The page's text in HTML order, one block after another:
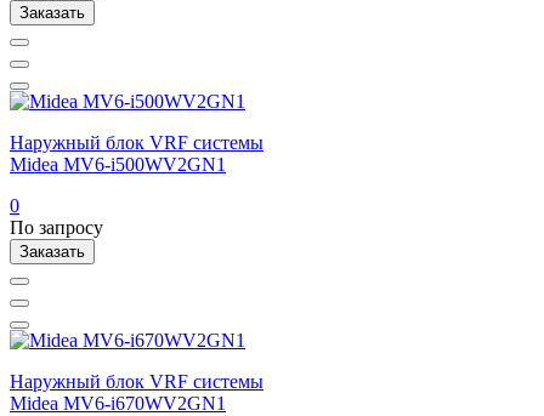
Заказать
Наружный блок VRF системы
Midea MV6-i500WV2GN1
0
По запросу
Заказать
Наружный блок VRF системы
Midea MV6-i670WV2GN1